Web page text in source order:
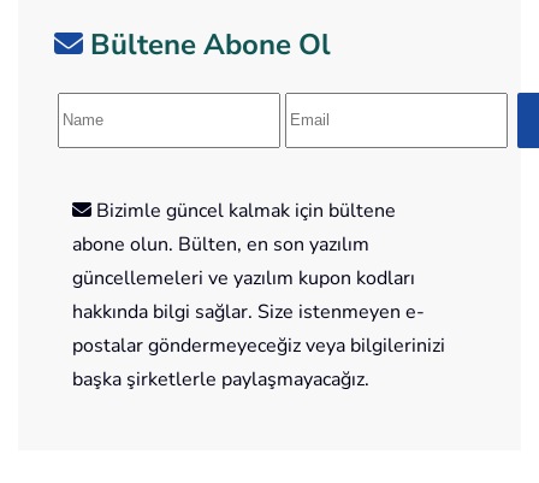
Bültene Abone Ol
Bizimle güncel kalmak için bültene
abone olun. Bülten, en son yazılım
güncellemeleri ve yazılım kupon kodları
hakkında bilgi sağlar. Size istenmeyen e-
postalar göndermeyeceğiz veya bilgilerinizi
başka şirketlerle paylaşmayacağız.